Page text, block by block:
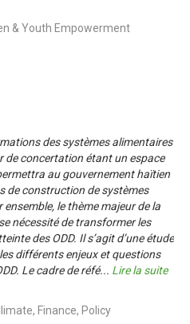
& Youth Empowerment
des systèmes alimentaires
de concertation étant un espace
au gouvernement haïtien
de construction de systèmes
le thème majeur de la
nécessité de transformer les
des ODD. Il s’agit d’une étude
différents enjeux et questions
Le cadre de réfé... Lire la suite
Finance, Policy